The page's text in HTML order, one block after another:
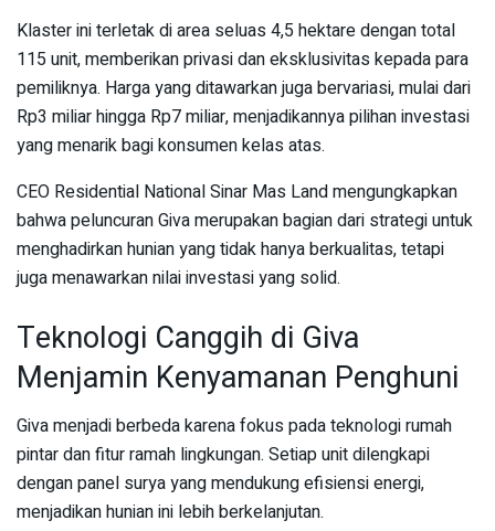
Klaster ini terletak di area seluas 4,5 hektare dengan total
115 unit, memberikan privasi dan eksklusivitas kepada para
pemiliknya. Harga yang ditawarkan juga bervariasi, mulai dari
Rp3 miliar hingga Rp7 miliar, menjadikannya pilihan investasi
yang menarik bagi konsumen kelas atas.
CEO Residential National Sinar Mas Land mengungkapkan
bahwa peluncuran Giva merupakan bagian dari strategi untuk
menghadirkan hunian yang tidak hanya berkualitas, tetapi
juga menawarkan nilai investasi yang solid.
Teknologi Canggih di Giva
Menjamin Kenyamanan Penghuni
Giva menjadi berbeda karena fokus pada teknologi rumah
pintar dan fitur ramah lingkungan. Setiap unit dilengkapi
dengan panel surya yang mendukung efisiensi energi,
menjadikan hunian ini lebih berkelanjutan.